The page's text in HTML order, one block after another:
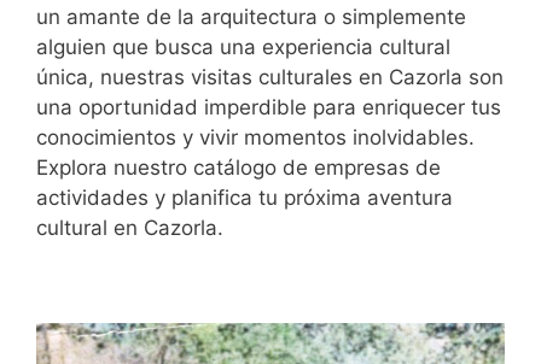
un amante de la arquitectura o simplemente
alguien que busca una experiencia cultural
única, nuestras visitas culturales en Cazorla son
una oportunidad imperdible para enriquecer tus
conocimientos y vivir momentos inolvidables.
Explora nuestro catálogo de empresas de
actividades y planifica tu próxima aventura
cultural en Cazorla.